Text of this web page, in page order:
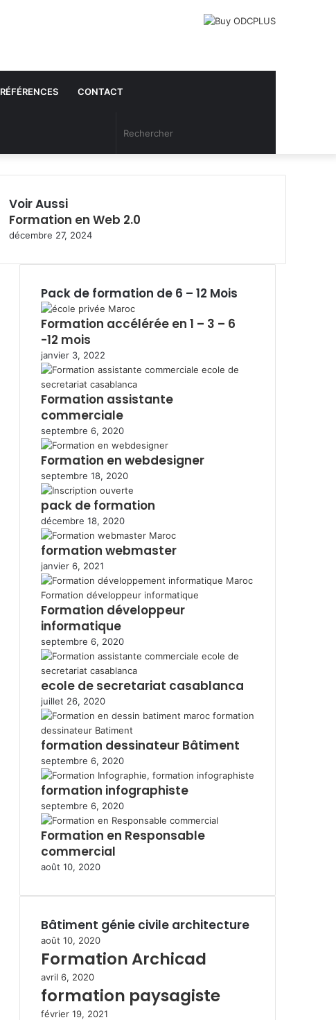
RÉFÉRENCES CONTACT
Article
Aléatoire
Voir Aussi
F
e
m
Formation en Web 2.0
décembre 27, 2024
Pack de formation de 6 – 12 Mois
Formation accélérée en 1 – 3 – 6
-12 mois
janvier 3, 2022
Formation assistante
commerciale
septembre 6, 2020
Formation en webdesigner
septembre 18, 2020
pack de formation
décembre 18, 2020
formation webmaster
janvier 6, 2021
Formation développeur
informatique
septembre 6, 2020
ecole de secretariat casablanca
juillet 26, 2020
formation dessinateur Bâtiment
septembre 6, 2020
formation infographiste
septembre 6, 2020
Formation en Responsable
commercial
août 10, 2020
Bâtiment génie civile architecture
août 10, 2020
Formation Archicad
avril 6, 2020
formation paysagiste
février 19, 2021